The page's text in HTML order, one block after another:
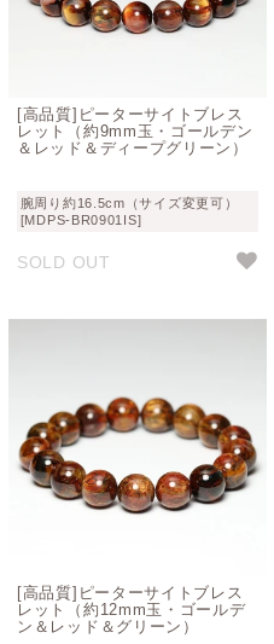
[高品質]ピーターサイトブレス
レット（約9mm玉・ゴールデン
＆レッド＆ディープグリーン）
腕周り約16.5cm（サイズ変更可）
[MDPS-BR0901IS]
SOLD OUT
[高品質]ピーターサイトブレス
レット（約12mm玉・ゴールデ
ン＆レッド＆グリーン）